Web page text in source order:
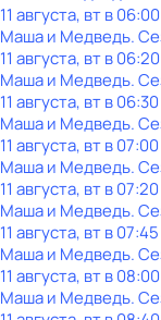
11 августа, вт в 06:00
Маша и Медведь.
11 августа, вт в 06:20
Маша и Медведь.
11 августа, вт в 06:30
Маша и Медведь.
11 августа, вт в 07:00
Маша и Медведь.
11 августа, вт в 07:20
Маша и Медведь.
11 августа, вт в 07:45
Маша и Медведь.
11 августа, вт в 08:00
Маша и Медведь.